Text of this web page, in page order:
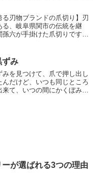
る刃物ブランドの爪切り】刃
る、岐阜県関市の伝統を継
孫六が手掛けた爪切りです。
味のステンレス刃を採用】刃
ープな切れ味のステ...
ずみ
みを見つけて、爪で押し出し
んだけど、いつも同じところ
来て、いつの間にかくぼみに
ーが選ばれる3つの理由